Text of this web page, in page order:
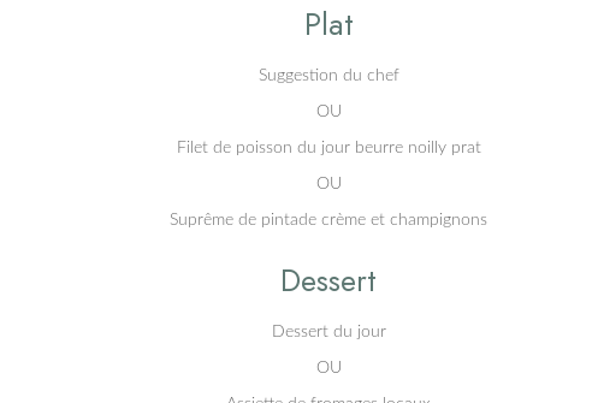
Plat
Suggestion du chef
OU
Filet de poisson du jour beurre noilly prat
OU
Suprême de pintade crème et champignons
Dessert
Dessert du jour
OU